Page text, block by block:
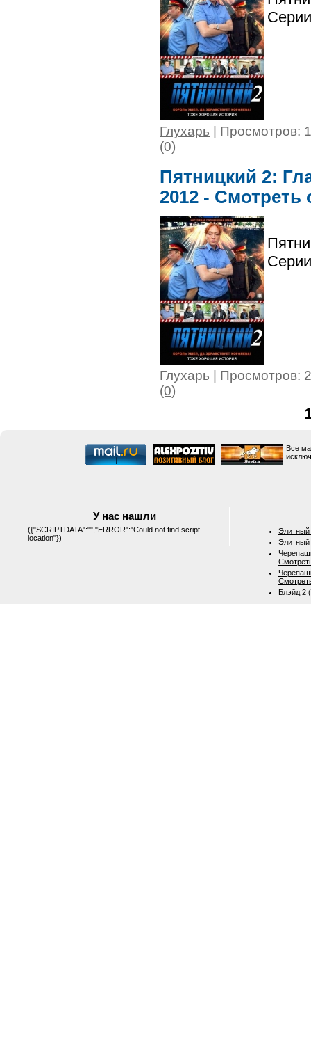
Глухарь | Просмотров:
(0)
Пятницкий 2:
2012 - Смотреть
Глухарь | Просмотров:
(0)
Все
У нас нашли
({"SCRIPTDATA":"","ERROR":"Could not find script
location"})
Элитный
Элитный
Блэйд 2